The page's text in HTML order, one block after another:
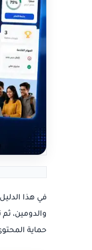
في هذا
حماية